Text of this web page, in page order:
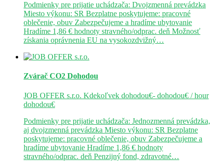
Podmienky pre prijatie uchádzača: Dvojzmenná prevádzka
Miesto výkonu: SR Bezplatne poskytujeme: pracovné
oblečenie, obuv Zabezpečujeme a hradíme ubytovanie
Hradíme 1,86 € hodnoty stravného/odprac. deň Možnosť
získania oprávnenia EU na vysokozdvižný…
Zvárač CO2 Dohodou
JOB OFFER s.r.o. Kdekoľvek dohodou€- dohodou€ / hour
dohodou€
Podmienky pre prijatie uchádzača: Jednozmenná prevádzka,
aj dvojzmenná prevádzka Miesto výkonu: SR Bezplatne
poskytujeme: pracovné oblečenie, obuv Zabezpečujeme a
hradíme ubytovanie Hradíme 1,86 € hodnoty
stravného/odprac. deň Penzijný fond, zdravotné…